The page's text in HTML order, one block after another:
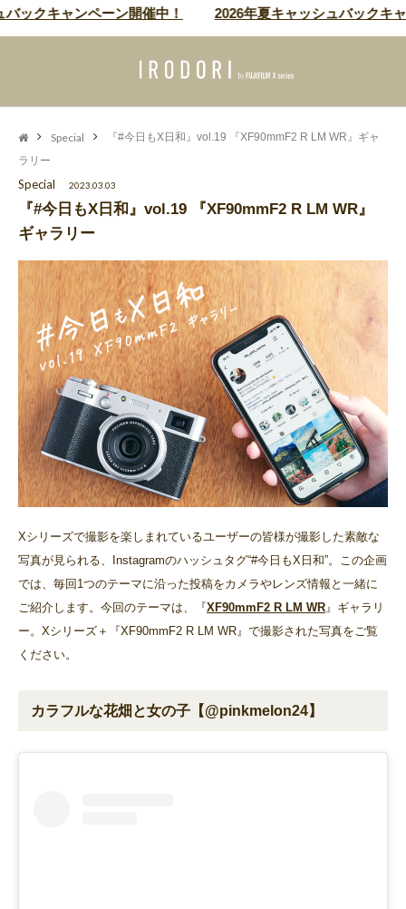
クキャンペーン開催中！ 2026年夏キャッシュバックキャ
Special
『#今日もX日和』vol.19 『XF90mmF2 R LM WR』ギャ
ラリー
Special 2023.03.03
『#今日もX日和』vol.19 『XF90mmF2 R LM WR』
ギャラリー
Xシリーズで撮影を楽しまれているユーザーの皆様が撮影した素敵な
写真が見られる、Instagramのハッシュタグ“#今日もX日和”。この企画
では、毎回1つのテーマに沿った投稿をカメラやレンズ情報と一緒に
ご紹介します。今回のテーマは、『XF90mmF2 R LM WR』ギャラリ
ー。Xシリーズ＋『XF90mmF2 R LM WR』で撮影された写真をご覧
ください。
カラフルな花畑と女の子【@pinkmelon24】